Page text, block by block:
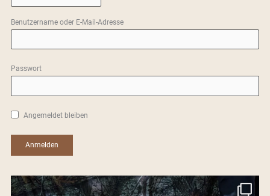
r
c
h
i
e
Benutzername oder E-Mail-Adresse
Passwort
Angemeldet bleiben